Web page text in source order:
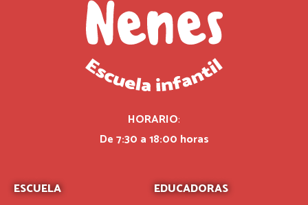
HORARIO:
De 7:30 a 18:00 horas
ESCUELA
EDUCADORAS